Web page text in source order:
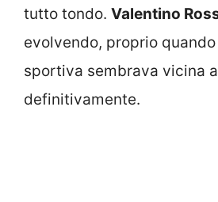
tutto tondo. Valentino
evolvendo, proprio
sportiva sembrava vicina
definitivamente.